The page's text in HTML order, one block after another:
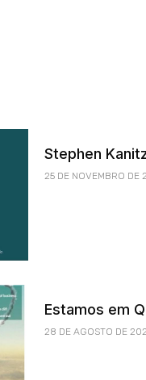
Stephen
25 DE NOVEMBRO DE
Estamos em
28 DE AGOSTO DE